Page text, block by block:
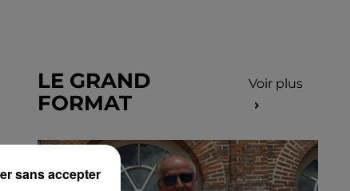
LE GRAND
FORMAT
Voir plus
sans accepter